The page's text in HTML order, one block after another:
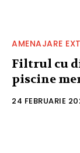
AMENAJARE
Filtrul cu
piscine
24 FEBRUARIE